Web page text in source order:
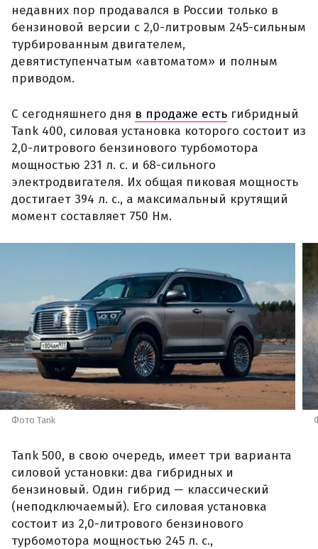
недавних пор продавался в России только в
бензиновой версии с 2,0-литровым 245-сильным
турбированным двигателем,
девятиступенчатым «автоматом» и полным
приводом.
С сегодняшнего дня в продаже есть гибридный
Tank 400, силовая установка которого состоит из
2,0-литрового бензинового турбомотора
мощностью 231 л. с. и 68-сильного
электродвигателя. Их общая пиковая мощность
достигает 394 л. с., а максимальный крутящий
момент составляет 750 Нм.
Фото Tank
Tank 500, в свою очередь, имеет три варианта
силовой установки: два гибридных и
бензиновый. Один гибрид — классический
(неподключаемый). Его силовая установка
состоит из 2,0-литрового бензинового
турбомотора мощностью 245 л. с.,